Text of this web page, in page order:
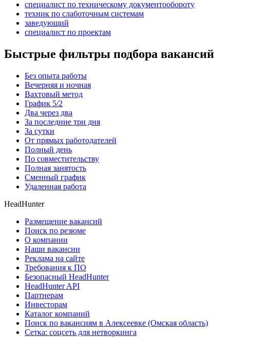
специалист по техническому документообороту
техник по слаботочным системам
заведующий
специалист по проектам
Быстрые фильтры подбора вакансий
Без опыта работы
Вечерняя и ночная
Вахтовый метод
График 5/2
Два через два
За последние три дня
За сутки
От прямых работодателей
Полный день
По совместительству
Полная занятость
Сменный график
Удаленная работа
HeadHunter
Размещение вакансий
Поиск по резюме
О компании
Наши вакансии
Реклама на сайте
Требования к ПО
Безопасный HeadHunter
HeadHunter API
Партнерам
Инвесторам
Каталог компаний
Поиск по вакансиям в Алексеевке (Омская область)
Сетка: соцсеть для нетворкинга